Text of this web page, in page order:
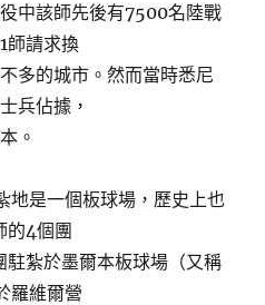
中該師先後有7500名陸戰
師請求換
多的城市。然而當時悉尼
兵佔據，
。
地是一個板球場，歷史上也
的4個團
駐紮於墨爾本板球場（又稱
羅維爾營